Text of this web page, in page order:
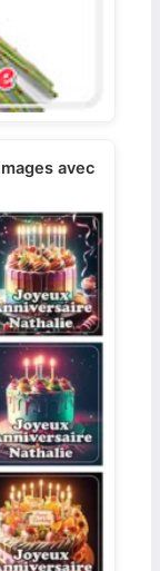
avec